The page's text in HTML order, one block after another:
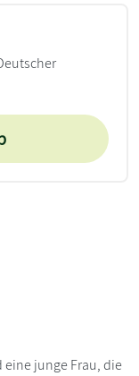
junge Frau, die